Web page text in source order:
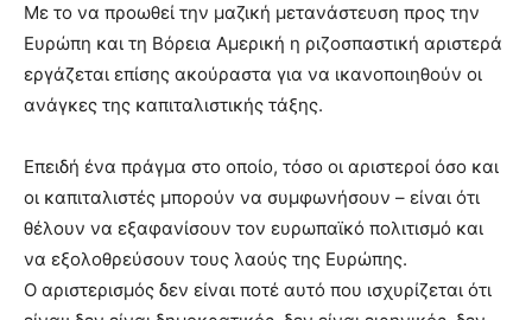
Με το να προωθεί την μαζική μετανάστευση προς την
Ευρώπη και τη Βόρεια Αμερική η ριζοσπαστική αριστερά
εργάζεται επίσης ακούραστα για να ικανοποιηθούν οι
ανάγκες της καπιταλιστικής τάξης.
Επειδή ένα πράγμα στο οποίο, τόσο οι αριστεροί όσο και
οι καπιταλιστές μπορούν να συμφωνήσουν – είναι ότι
θέλουν να εξαφανίσουν τον ευρωπαϊκό πολιτισμό και
να εξολοθρεύσουν τους λαούς της Ευρώπης.
Ο αριστερισμός δεν είναι ποτέ αυτό που ισχυρίζεται ότι